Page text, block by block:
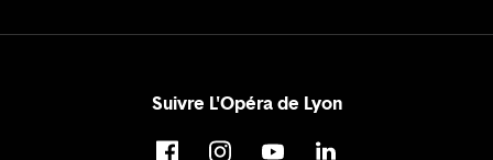
Suivre L'Opéra de Lyon